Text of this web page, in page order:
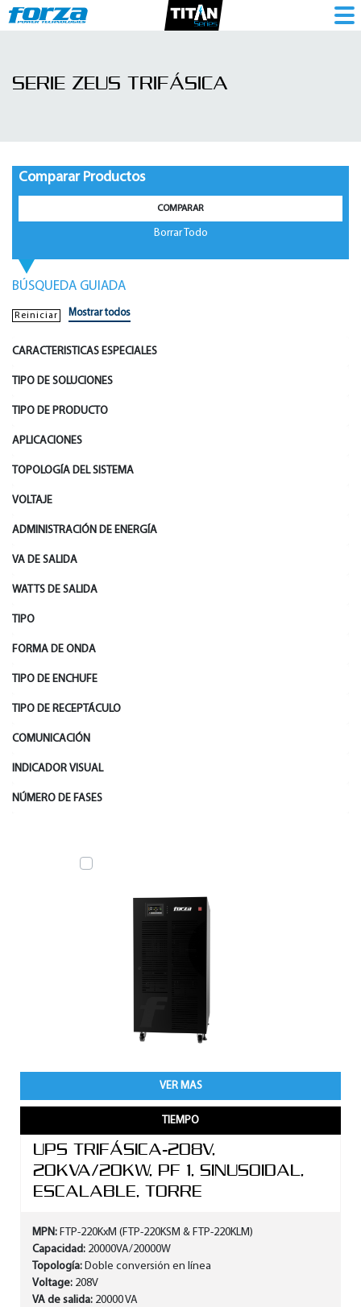
Zeus
en
1786261319
SERIE ZEUS TRIFÁSICA
Comparar Productos
COMPARAR
Borrar Todo
BÚSQUEDA GUIADA
Reiniciar Mostrar todos
CARACTERISTICAS ESPECIALES
TIPO DE SOLUCIONES
TIPO DE PRODUCTO
APLICACIONES
TOPOLOGÍA DEL SISTEMA
VOLTAJE
ADMINISTRACIÓN DE ENERGÍA
VA DE SALIDA
WATTS DE SALIDA
TIPO
FORMA DE ONDA
TIPO DE ENCHUFE
TIPO DE RECEPTÁCULO
COMUNICACIÓN
INDICADOR VISUAL
NÚMERO DE FASES
VER MAS
TIEMPO
UPS TRIFÁSICA-208V,
20KVA/20KW, PF 1, SINUSOIDAL,
ESCALABLE, TORRE
MPN: FTP-220KxM (FTP-220KSM & FTP-220KLM)
Capacidad: 20000VA/20000W
Topología: Doble conversión en línea
Voltage: 208V
VA de salida: 20000 VA